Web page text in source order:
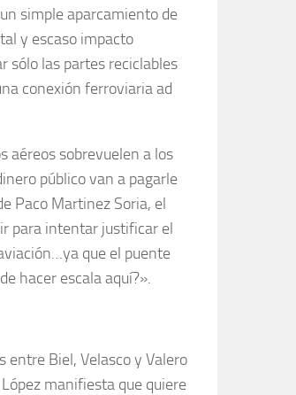
simple aparcamiento de
y escaso impacto
sólo las partes reciclables
conexión ferroviaria ad
aéreos sobrevuelen a los
público van a pagarle
Paco Martinez Soria, el
para intentar justificar el
que el puente
hacer escala aquí?».
entre Biel, Velasco y Valero
manifiesta que quiere